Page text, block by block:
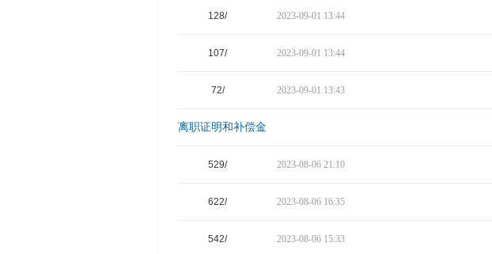
128/ 2023-09-01 13:44
107/ 2023-09-01 13:44
72/ 2023-09-01 13:43
离职证明和补偿金
529/ 2023-08-06 21:10
622/ 2023-08-06 16:35
542/ 2023-08-06 15:33